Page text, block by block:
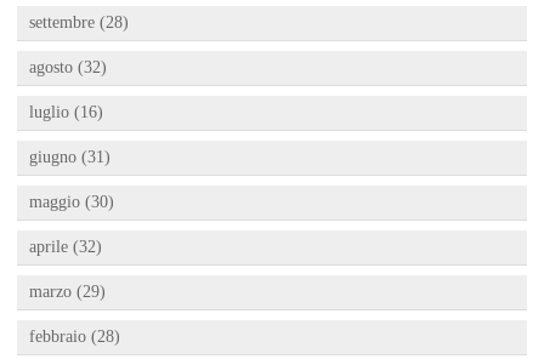
settembre (28)
agosto (32)
luglio (16)
giugno (31)
maggio (30)
aprile (32)
marzo (29)
febbraio (28)